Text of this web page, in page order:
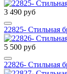
3 490 руб
22825- Стильная
5 500 руб
22826- Стильная